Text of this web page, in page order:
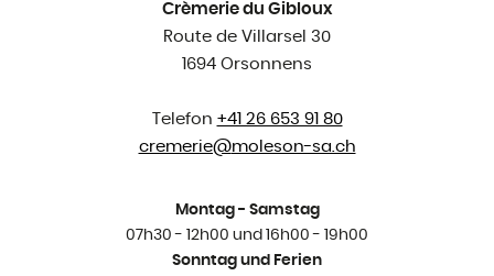
Crèmerie du Gibloux
Route de Villarsel 30
1694 Orsonnens
Telefon +41 26 653 91 80
cremerie@moleson-sa.ch
Montag - Samstag
07h30 - 12h00 und 16h00 - 19h00
Sonntag und Ferien